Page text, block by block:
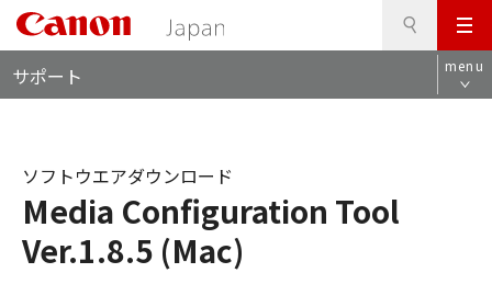
メ
ニ
ュ
サポート menu
Media Configuration Tool
Ver.1.8.5 (Mac)
ソフトウエアダウンロード